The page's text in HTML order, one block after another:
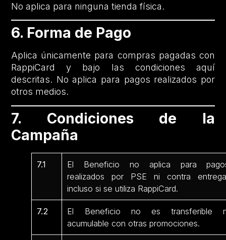
No aplica para ninguna tienda física.
6. Forma de Pago
Aplica únicamente para compras pagadas con
RappiCard y bajo las condiciones aquí
descritas. No aplica para pagos realizados por
otros medios.
7. Condiciones de la
Campaña
7.1
El Beneficio no aplica para
realizados por PSE ni contra
incluso si se utiliza RappiCard.
7.2
El Beneficio no es transferible
acumulable con otras promociones.